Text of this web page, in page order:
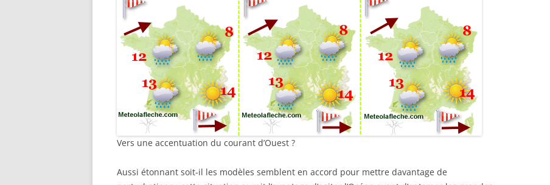
Vers une accentuation du courant d’Ouest ?
Aussi étonnant soit-il les modèles semblent en accord pour mettre davantage de